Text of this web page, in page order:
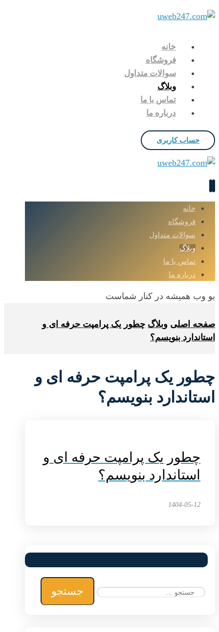
خانه
فروشگاه
سوالات متداول
وبلاگ
تماس با ما
درباره ما
حساب کاربری
خانه
فروشگاه
سوالات متداول
وبلاگ
تماس با ما
درباره ما
یو وب همیشه در کنار شماست
صفحه اصلی وبلاگ چطور یک پرامپت حرفه ای و
استاندارد بنویسم؟
چطور یک پرامپت حرفه ای و
استاندارد بنویسم؟
چطور یک پرامپت حرفه ای و
استاندارد بنویسم؟
1404-05-12
برای: